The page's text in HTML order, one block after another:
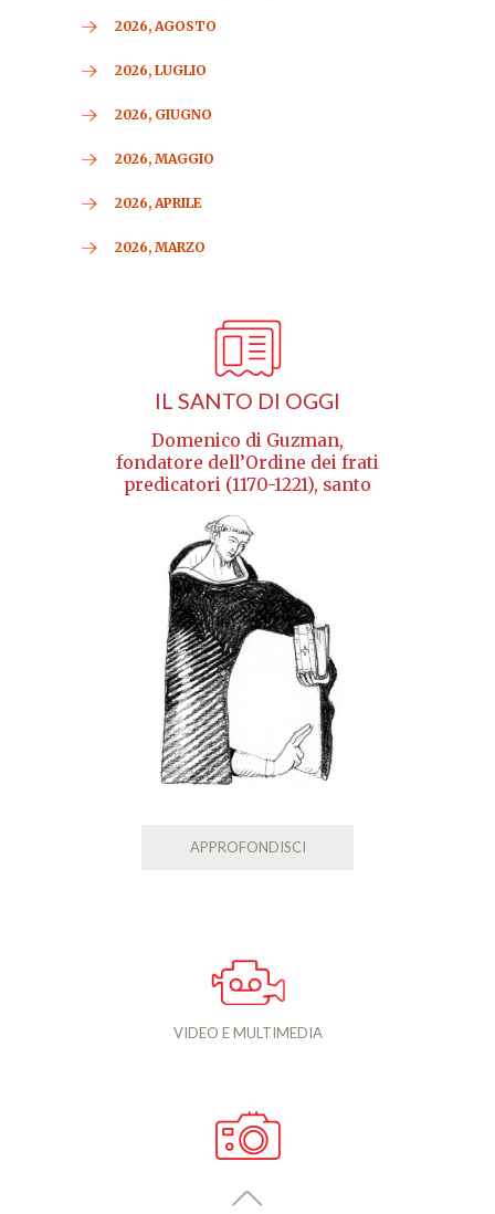
2026, AGOSTO
2026, LUGLIO
2026, GIUGNO
2026, MAGGIO
2026, APRILE
2026, MARZO
IL SANTO DI OGGI
Domenico di Guzman,
fondatore dell’Ordine dei frati
predicatori (1170-1221), santo
APPROFONDISCI
VIDEO E MULTIMEDIA